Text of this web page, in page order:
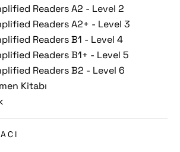
Readers A2 - Level 2
Readers A2+ - Level 3
Readers B1 - Level 4
Readers B1+ - Level 5
Readers B2 - Level 6
Kitabı